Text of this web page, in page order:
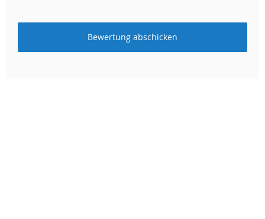
Bewertung abschicken